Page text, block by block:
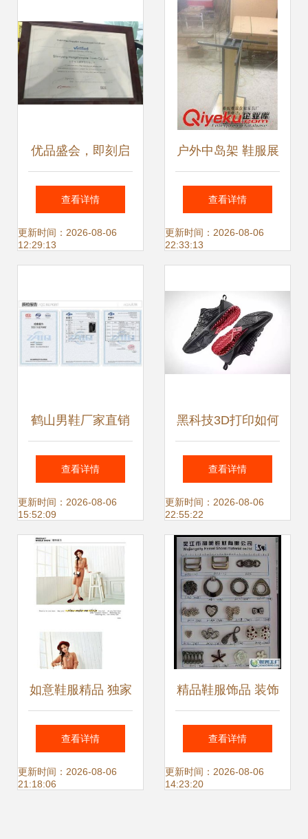
优品盛会，即刻启
程 6月15-17日，邀
您现场探寻鞋服箱
查看详情
更新时间：2026-08-06
12:29:13
户外中岛架 鞋服展
示的新一代解决方
案
查看详情
更新时间：2026-08-06
22:33:13
鹤山男鞋厂家直销
真皮商务皮鞋与休
闲鞋的完美融合
查看详情
更新时间：2026-08-06
15:52:09
黑科技3D打印如何
重塑服装、鞋业与
包装制造业
查看详情
更新时间：2026-08-06
22:55:22
如意鞋服精品 独家
设计拼色花朵流苏
女鞋，演绎浪漫与
查看详情
更新时间：2026-08-06
21:18:06
精品鞋服饰品 装饰
扣的价格与厂家选
购指南
查看详情
更新时间：2026-08-06
14:23:20